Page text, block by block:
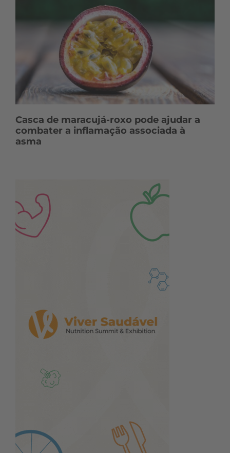
Casca de maracujá-roxo pode ajudar a
combater a inflamação associada à
asma